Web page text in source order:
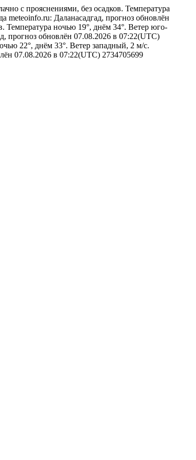
с прояснениями, без осадков. Температура
meteoinfo.ru: Даланасадгад, прогноз обновлён
Температура ночью 19°, днём 34°. Ветер юго-
прогноз обновлён 07.08.2026 в 07:22(UTC)
22°, днём 33°. Ветер западный, 2 м/с.
07.08.2026 в 07:22(UTC) 2734705699